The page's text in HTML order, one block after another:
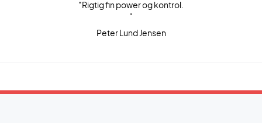
"Rigtig fin power og kontrol.
"
Peter Lund Jensen